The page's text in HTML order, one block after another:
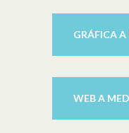
GRÁFICA
WEB A